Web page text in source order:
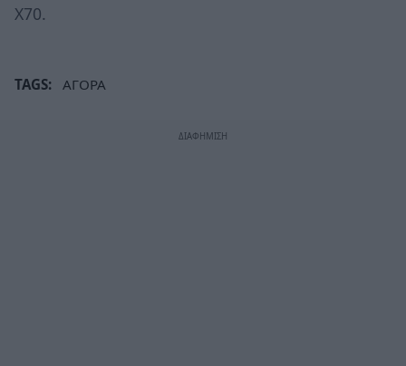
Χ70.
TAGS: ΑΓΟΡΑ